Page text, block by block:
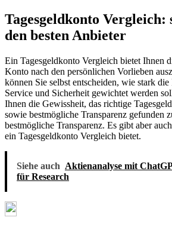
Tagesgeldkonto Vergleich:
den besten Anbieter
Ein Tagesgeldkonto Vergleich bietet Ihnen
Konto nach den persönlichen Vorlieben
können Sie selbst entscheiden, wie stark
Service und Sicherheit gewichtet werden
Ihnen die Gewissheit, das richtige
sowie bestmögliche Transparenz gefunden
bestmögliche Transparenz. Es gibt aber
ein Tagesgeldkonto Vergleich bietet.
Siehe auch Aktienanalyse mit
für Research